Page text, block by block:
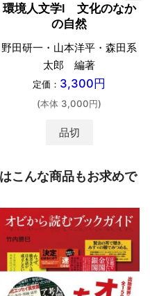
環境人文学Ⅰ 文化のなか
の自然
野田研一・山本洋平・森田系
太郎 編著
定価： 3,300円
(本体 3,000円)
品切
こんな商品もお求めで